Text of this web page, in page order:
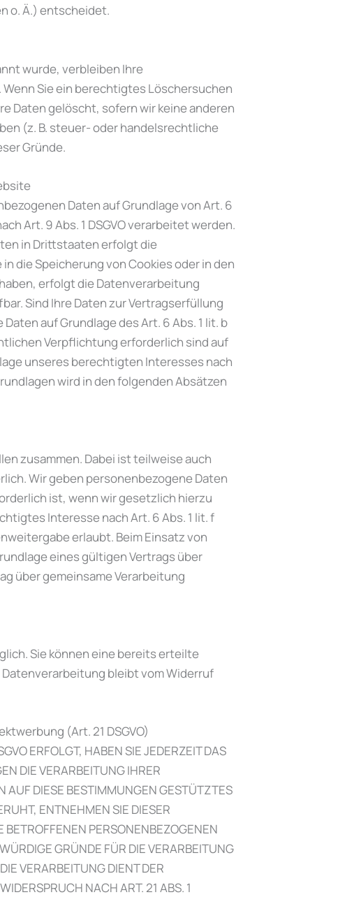
o. Ä.) entscheidet.
wurde, verbleiben Ihre
Sie ein berechtigtes Löschersuchen
Daten gelöscht, sofern wir keine anderen
(z. B. steuer- oder handelsrechtliche
Gründe.
Daten auf Grundlage von Art. 6
Art. 9 Abs. 1 DSGVO verarbeitet werden.
in Drittstaaten erfolgt die
die Speicherung von Cookies oder in den
erfolgt die Datenverarbeitung
Sind Ihre Daten zur Vertragserfüllung
auf Grundlage des Art. 6 Abs. 1 lit. b
Verpflichtung erforderlich sind auf
unseres berechtigten Interesses nach
wird in den folgenden Absätzen
zusammen. Dabei ist teilweise auch
Wir geben personenbezogene Daten
ist, wenn wir gesetzlich hierzu
Interesse nach Art. 6 Abs. 1 lit. f
erlaubt. Beim Einsatz von
eines gültigen Vertrags über
über gemeinsame Verarbeitung
Sie können eine bereits erteilte
bleibt vom Widerruf
(Art. 21 DSGVO)
ERFOLGT, HABEN SIE JEDERZEIT DAS
DIE VERARBEITUNG IHRER
AUF DIESE BESTIMMUNGEN GESTÜTZTES
ENTNEHMEN SIE DIESER
PERSONENBEZOGENEN
GRÜNDE FÜR DIE VERARBEITUNG
VERARBEITUNG DIENT DER
NACH ART. 21 ABS. 1